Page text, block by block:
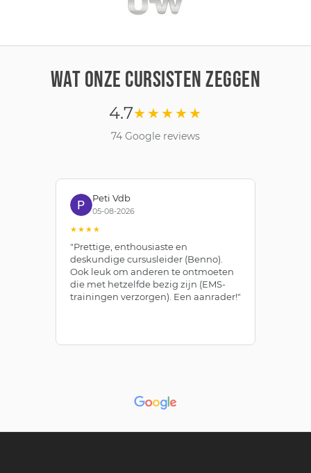
WAT ONZE CURSISTEN ZEGGEN
4.7★★★★★
74 Google reviews
(Benno).
te ontmoeten
bezig zijn (EMS-
Een aanrader!"
"Zojuist het examen
Bewegingsdeskundige Reuma
afgerond bij EFAA door middel
zelfstudie en de online
leeromgeving. Leuk en